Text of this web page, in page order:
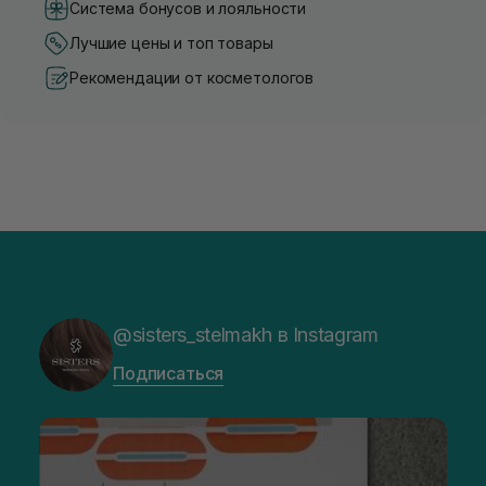
Система бонусов и лояльности
Лучшие цены и топ товары
Рекомендации от косметологов
@sisters_stelmakh в Instagram
Подписаться